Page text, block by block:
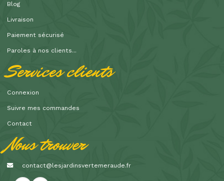
Blog
Livraison
Paiement sécurisé
Paroles à nos clients...
Services clients
Connexion
Suivre mes commandes
Contact
Nous trouver
contact@lesjardinsvertemeraude.fr